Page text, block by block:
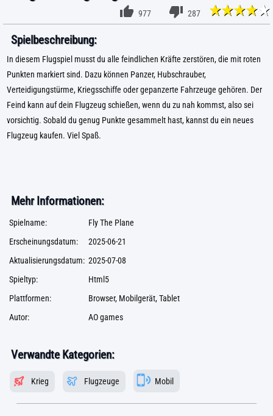
977 287
Spielbeschreibung:
In diesem Flugspiel musst du alle feindlichen Kräfte zerstören, die mit roten
Punkten markiert sind. Dazu können Panzer, Hubschrauber,
Verteidigungstürme, Kriegsschiffe oder gepanzerte Fahrzeuge gehören. Der
Feind kann auf dein Flugzeug schießen, wenn du zu nah kommst, also sei
vorsichtig. Sobald du genug Punkte gesammelt hast, kannst du ein neues
Flugzeug kaufen. Viel Spaß.
Mehr Informationen:
Spielname:
Fly The Plane
Erscheinungsdatum:
2025-06-21
Aktualisierungsdatum: 2025-07-08
Spieltyp:
Html5
Plattformen:
Browser, Mobilgerät, Tablet
Autor:
AO games
Verwandte Kategorien:
Krieg Flugzeuge Mobil